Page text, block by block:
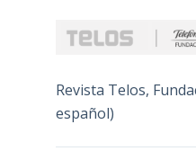
Revista Telos,
español)